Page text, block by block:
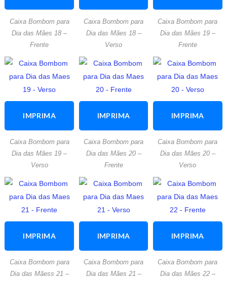
ATIVIDADE
Caixa Bombom para
Dia das Mães 18 –
Frente
ATIVIDADE
Caixa Bombom para
Dia das Mães 18 –
Verso
ATIVIDADE
Caixa Bombom para
Dia das Mães 19 –
Frente
IMPRIMA
ATIVIDADE
Caixa Bombom para
Dia das Mães 19 –
Verso
IMPRIMA
ATIVIDADE
Caixa Bombom para
Dia das Mães 20 –
Frente
IMPRIMA
ATIVIDADE
Caixa Bombom para
Dia das Mães 20 –
Verso
IMPRIMA
ATIVIDADE
Caixa Bombom para
Dia das Mãess 21 –
IMPRIMA
ATIVIDADE
Caixa Bombom para
Dia das Mães 21 –
IMPRIMA
ATIVIDADE
Caixa Bombom para
Dia das Mães 22 –